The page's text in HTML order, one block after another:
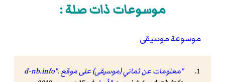
موسوعات ذات صلة :
موسوعة موسيقى
"معلومات عن ثماني (موسيقى) على موقع d-nb.info".